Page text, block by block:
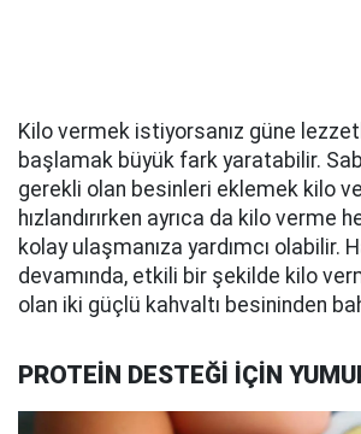
Kilo vermek istiyorsanız güne
başlamak büyük fark yaratabilir.
gerekli olan besinleri eklemek kilo
hızlandırırken ayrıca da kilo verme
kolay ulaşmanıza yardımcı olabilir.
devamında, etkili bir şekilde kilo
olan iki güçlü kahvaltı besininden
PROTEİN DESTEĞİ İÇİN